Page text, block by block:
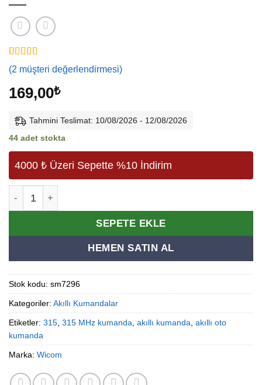
2
müşteri
puanına
üzerinden5
puan aldı
(2 müşteri değerlendirmesi)
169,00₺
Tahmini Teslimat: 10/08/2026 - 12/08/2026
44 adet stokta
4000 ₺ Üzeri Sepette %10 İndirim
SEPETE EKLE
HEMEN SATIN AL
Alternative:
Stok kodu: sm7296
Kategoriler: Akıllı Kumandalar
Etiketler: 315, 315 MHz kumanda, akıllı kumanda, akıllı oto
kumanda
Marka: Wicom